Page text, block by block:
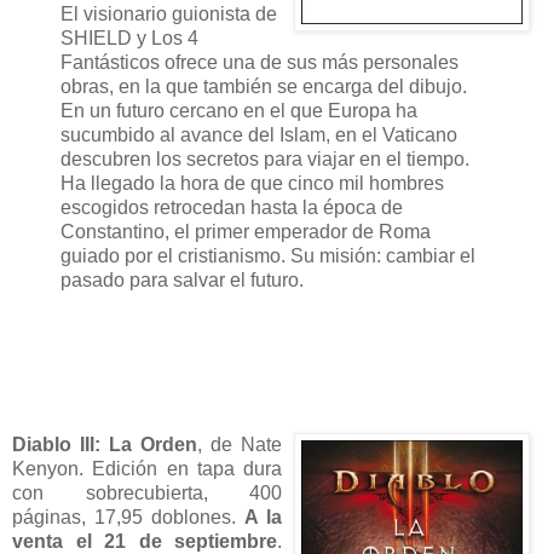
El visionario guionista de
SHIELD y Los 4
Fantásticos ofrece una de sus más personales
obras, en la que también se encarga del dibujo.
En un futuro cercano en el que Europa ha
sucumbido al avance del Islam, en el Vaticano
descubren los secretos para viajar en el tiempo.
Ha llegado la hora de que cinco mil hombres
escogidos retrocedan hasta la época de
Constantino, el primer emperador de Roma
guiado por el cristianismo. Su misión: cambiar el
pasado para salvar el futuro.
Diablo III: La Orden, de Nate
Kenyon. Edición en tapa dura
con sobrecubierta, 400
páginas, 17,95 doblones. A la
venta el 21 de septiembre.